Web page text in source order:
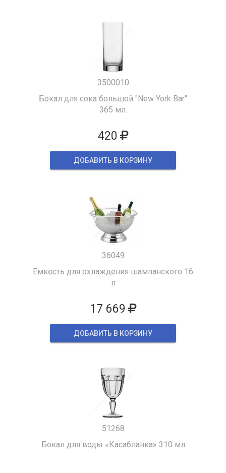
3500010
Бокал для сока большой "New York Bar"
365 мл.
420
ДОБАВИТЬ В КОРЗИНУ
36049
Емкость для охлаждения шампанского 16
л
17 669
ДОБАВИТЬ В КОРЗИНУ
51268
Бокал для воды «Касабланка» 310 мл